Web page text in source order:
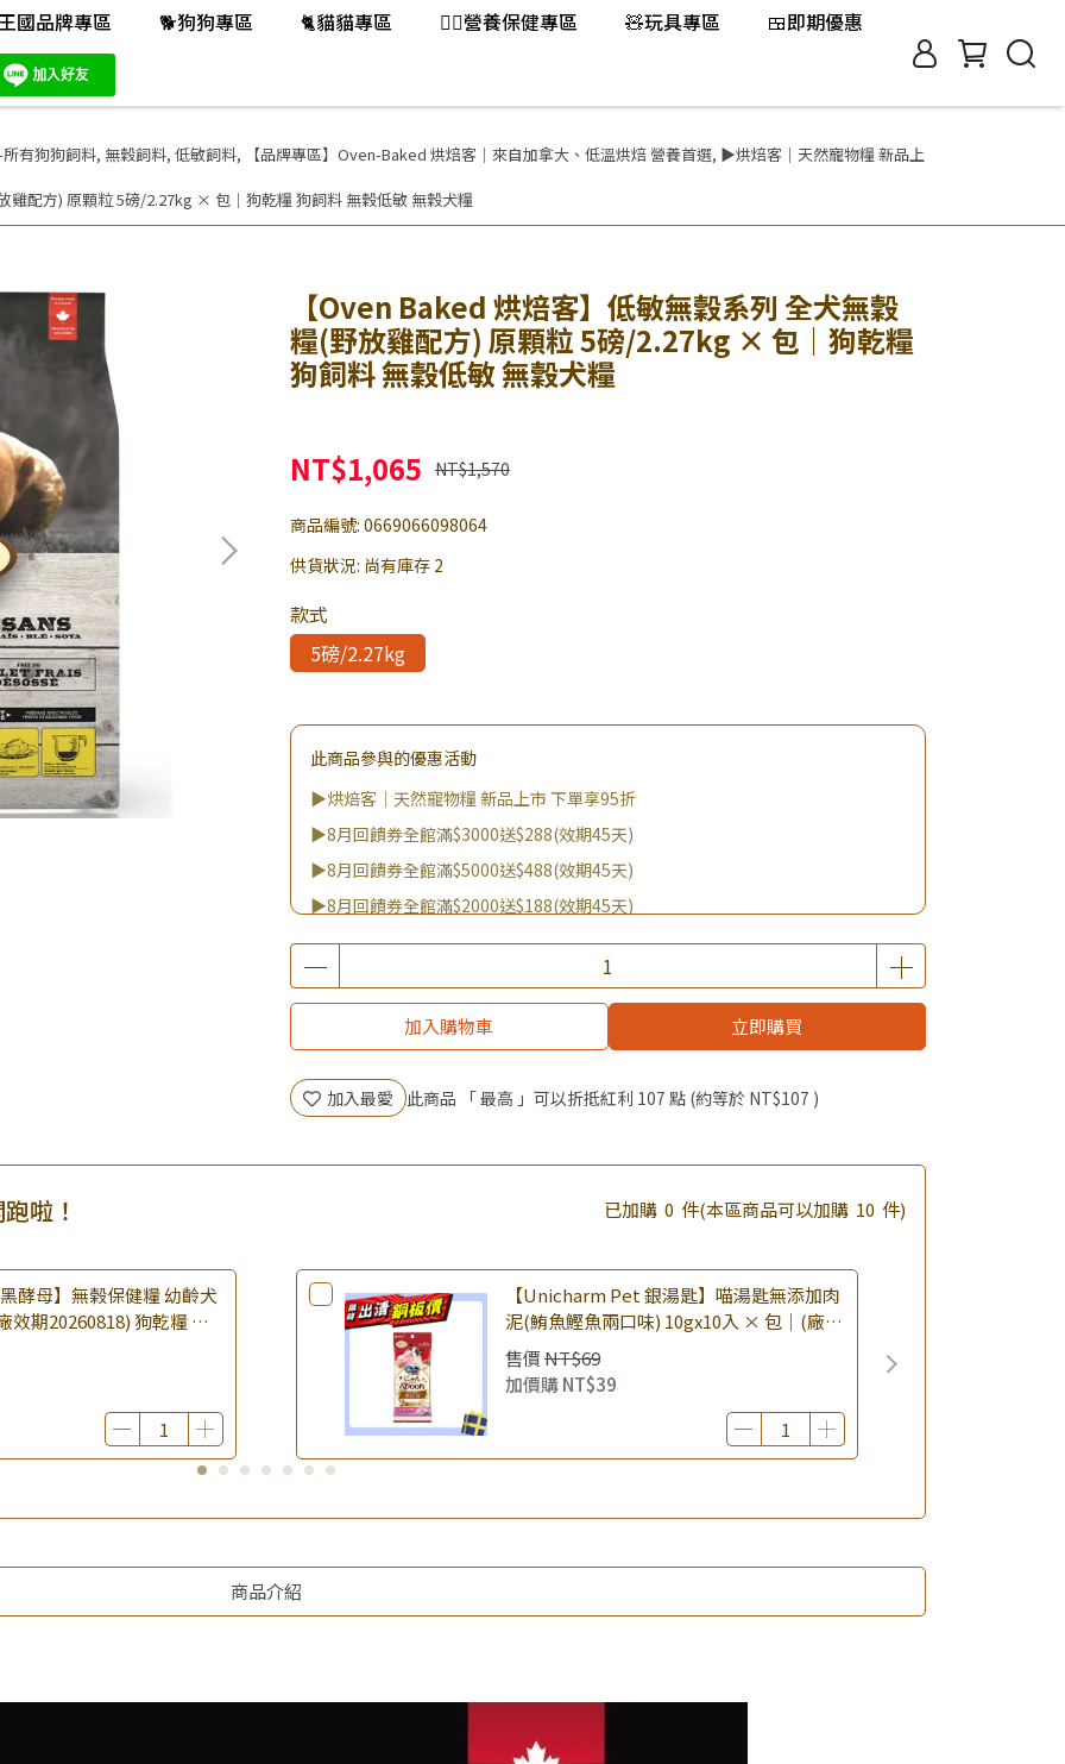
國品牌專區 🐕️狗狗專區 🐈️貓貓專區 👨‍⚕️營養保健專區 🧸玩具專區 🍱即期優惠
有狗狗飼料, 無穀飼料, 低敏飼料, 【品牌專區】Oven-Baked 烘焙客｜來自加拿大、低溫烘焙 營養首選, ▶烘焙客｜天然寵物糧 新品上
雞配方) 原顆粒 5磅/2.27kg × 包｜狗乾糧 狗飼料 無穀低敏 無穀犬糧
【Oven Baked 烘焙客】低敏無穀系列 全犬無穀
糧(野放雞配方) 原顆粒 5磅/2.27kg × 包｜狗乾糧
狗飼料 無穀低敏 無穀犬糧
NT$1,065 NT$1,570
商品編號: 0669066098064
供貨狀況: 尚有庫存 2
款式
5磅/2.27kg
此商品參與的優惠活動
▶烘焙客｜天然寵物糧 新品上市 下單享95折
▶8月回饋券全館滿$3000送$288(效期45天)
▶8月回饋券全館滿$5000送$488(效期45天)
▶8月回饋券全館滿$2000送$188(效期45天)
▶8月回饋券全館滿$8000送$888(效期45天)
▶消費滿999｜享超值價$299加購BIO UP面膜
▶全館不限消費金額｜享超值價$19起 加購自然主義嚐鮮試吃組！
▶王國加購活動 訂單享超值優惠價加購好物
▶全館品項超殺加購活動開跑啦！
加入購物車 立即購買
加入最愛 此商品 「 最高 」可以折抵紅利 107 點 (約等於 NT$107 )
啦！ 已加購 0 件(本區商品可以加購 10 件)
酵母】無榖保健糧 幼齡犬
期20260818) 狗乾糧 狗
【Unicharm Pet 銀湯匙】喵湯匙無添加肉
泥(鮪魚鰹魚兩口味) 10gx10入 × 包｜(廠效
期20260819) 貓肉泥 貓點心 肉泥條｜即期
品
售價NT$69
加價購NT$39
商品介紹